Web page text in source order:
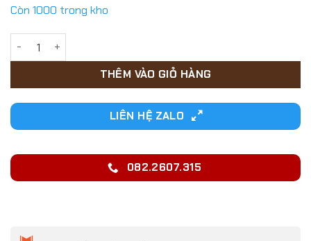
22,000₫.
Còn 1000 trong kho
THÊM VÀO GIỎ HÀNG
LIÊN HỆ ZALO
082.2607.315